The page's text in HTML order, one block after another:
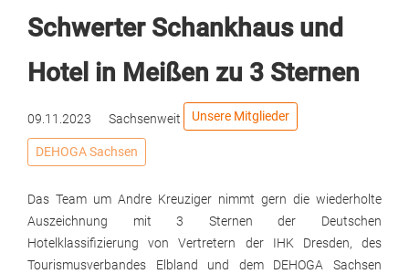
Schwerter Schankhaus und
Hotel in Meißen zu 3 Sternen
09.11.2023 Sachsenweit Unsere Mitglieder
DEHOGA Sachsen
Das Team um Andre Kreuziger nimmt gern die wiederholte
Auszeichnung mit 3 Sternen der Deutschen
Hotelklassifizierung von Vertretern der IHK Dresden, des
Tourismusverbandes Elbland und dem DEHOGA Sachsen